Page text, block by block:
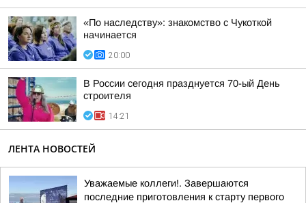
«По наследству»: знакомство с Чукоткой
начинается
20:00
В России сегодня празднуется 70-ый День
строителя
14:21
ЛЕНТА НОВОСТЕЙ
Уважаемые коллеги!. Завершаются
последние приготовления к старту первого